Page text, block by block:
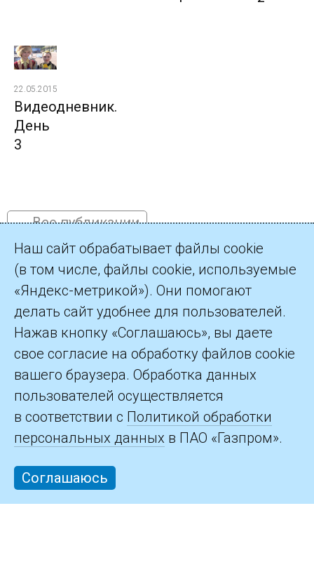
22.05.2015
Видеодневник.
День
3
← Все публикации
©2026 ПАО «Газпром»
Контакты
Наш сайт обрабатывает файлы cookie
(в том числе, файлы cookie, используемые
«Яндекс-метрикой»). Они помогают
делать сайт удобнее для пользователей.
Нажав кнопку «Соглашаюсь», вы даете
свое согласие на обработку файлов cookie
вашего браузера. Обработка данных
пользователей осуществляется
в соответствии с Политикой обработки
персональных данных в ПАО «Газпром».
Соглашаюсь